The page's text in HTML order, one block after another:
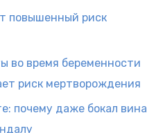
повышенный риск
во время беременности
риск мертворождения
почему даже бокал вина